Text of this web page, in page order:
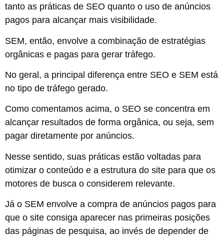
tanto as práticas de SEO quanto o uso de anúncios
pagos para alcançar mais visibilidade.
SEM, então, envolve a combinação de estratégias
orgânicas e pagas para gerar tráfego.
No geral, a principal diferença entre SEO e SEM está
no tipo de tráfego gerado.
Como comentamos acima, o SEO se concentra em
alcançar resultados de forma orgânica, ou seja, sem
pagar diretamente por anúncios.
Nesse sentido, suas práticas estão voltadas para
otimizar o conteúdo e a estrutura do site para que os
motores de busca o considerem relevante.
Já o SEM envolve a compra de anúncios pagos para
que o site consiga aparecer nas primeiras posições
das páginas de pesquisa, ao invés de depender de